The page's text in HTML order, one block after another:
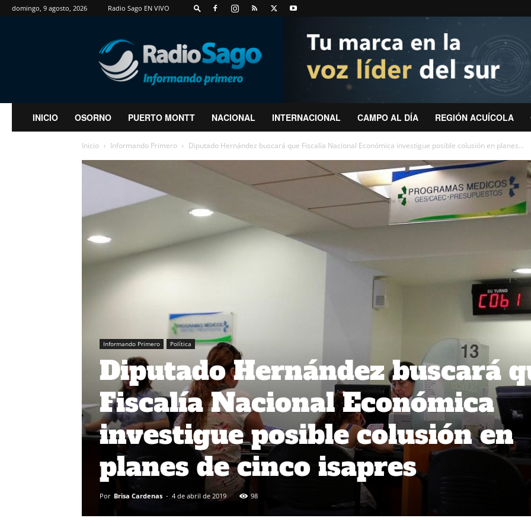
domingo, 9 agosto, 2026 Radio Sago EN VIVO
RadioSago
INICIO OSORNO PUERTO MONTT NACIONAL INTERNACIONAL CAMPO AL DÍA REGIÓN ACUÍCOLA
Inicio Informando Primero Diputado Hernández buscará que Fiscalía Nacional Económica investigue posible colusión en planes...
Informando Primero Política
Diputado Hernández buscará
Fiscalía Nacional Económica
investigue posible colusión en
planes de cinco isapres
Por Brisa Cardenas - 4 de abril de 2019 98